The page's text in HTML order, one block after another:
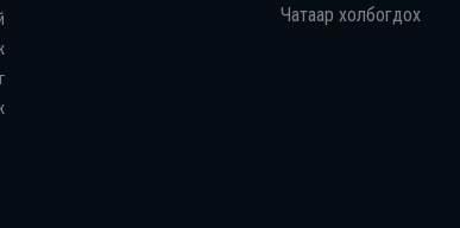
Чатаар холбогдох